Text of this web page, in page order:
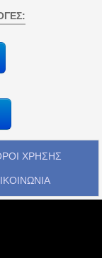
ΧΡΗΣΗΣ